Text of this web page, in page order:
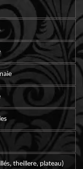
theillere, plateau)